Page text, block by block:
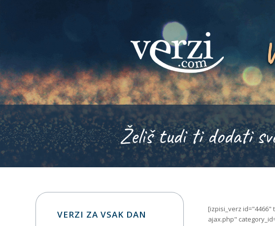
Želiš tudi ti dodati
[izpisi_verz
ajax.php"
VERZI ZA VSAK DAN